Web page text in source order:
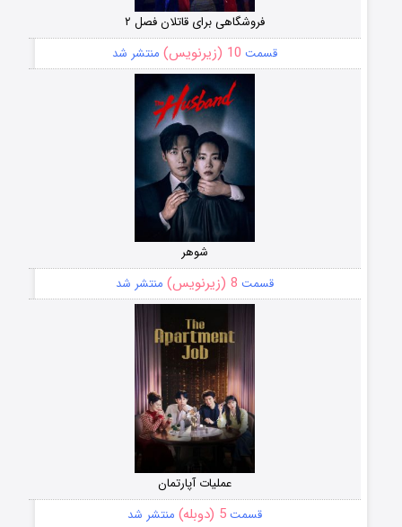
فروشگاهی برای قاتلان فصل ۲
قسمت 10 (زیرنویس) منتشر شد
شوهر
قسمت 8 (زیرنویس) منتشر شد
عملیات آپارتمان
قسمت5 (دوبله) منتشر شد